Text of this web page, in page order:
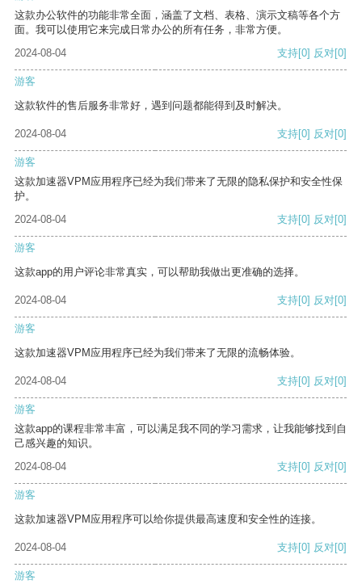
这款办公软件的功能非常全面，涵盖了文档、表格、演示文稿等各个方
面。我可以使用它来完成日常办公的所有任务，非常方便。
2024-08-04
支持[0] 反对[0]
游客
这款软件的售后服务非常好，遇到问题都能得到及时解决。
2024-08-04 支持[0] 反对[0]
游客
这款加速器VPM应用程序已经为我们带来了无限的隐私保护和安全性保
护。
2024-08-04
支持[0] 反对[0]
游客
这款app的用户评论非常真实，可以帮助我做出更准确的选择。
2024-08-04 支持[0] 反对[0]
游客
这款加速器VPM应用程序已经为我们带来了无限的流畅体验。
2024-08-04 支持[0] 反对[0]
游客
这款app的课程非常丰富，可以满足我不同的学习需求，让我能够找到自
己感兴趣的知识。
2024-08-04
支持[0] 反对[0]
游客
这款加速器VPM应用程序可以给你提供最高速度和安全性的连接。
2024-08-04 支持[0] 反对[0]
游客